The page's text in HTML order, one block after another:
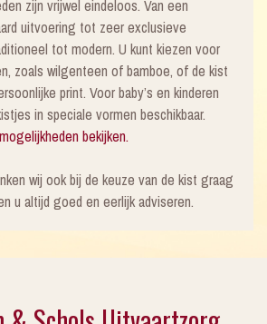
zijn vrijwel eindeloos. Van een
uitvoering tot zeer exclusieve
tot modern. U kunt kiezen voor
zoals wilgenteen of bamboe, of de kist
print. Voor baby’s en kinderen
in speciale vormen beschikbaar.
bekijken.
wij ook bij de keuze van de kist graag
u altijd goed en eerlijk adviseren.